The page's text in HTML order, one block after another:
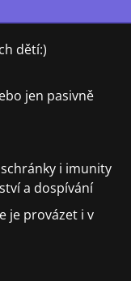
dětí:)
jen pasivně
i imunity
a dospívání
je provázet i v